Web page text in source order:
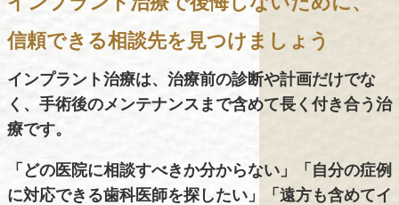
信頼できる相談先を見つけましょう
インプラント治療は、治療前の診断や計画だけでな
く、手術後のメンテナンスまで含めて長く付き合う治
療です。
「どの医院に相談すべきか分からない」「自分の症例
に対応できる歯科医師を探したい」「遠方も含めてイ